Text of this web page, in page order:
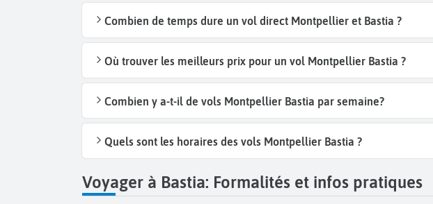
Combien de temps dure un vol direct Montpellier et Bastia ?
Où trouver les meilleurs prix pour un vol Montpellier Bastia ?
Combien y a-t-il de vols Montpellier Bastia par semaine?
Quels sont les horaires des vols Montpellier Bastia ?
Voyager à Bastia: Formalités et infos pratiques